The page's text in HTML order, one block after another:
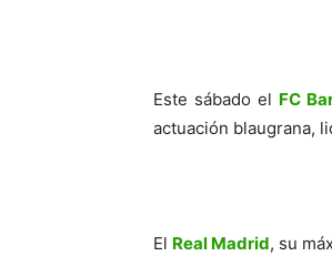
Este sábado el FC
actuación blaugrana,
El Real Madrid, su